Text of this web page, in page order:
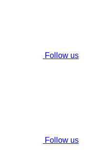
Follow us
Follow us